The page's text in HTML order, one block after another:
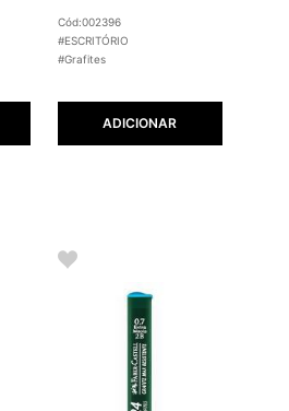
Cód:002396
#ESCRITÓRIO
#Grafites
ADICIONAR